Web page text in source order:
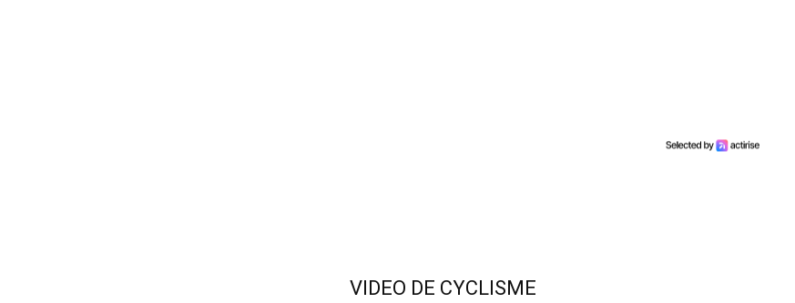
VIDEO DE CYCLISME